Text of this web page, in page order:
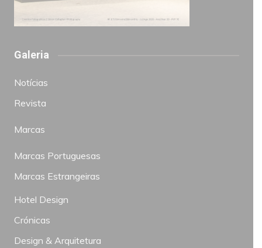
Galeria
Notícias
Revista
Marcas
Marcas Portuguesas
Marcas Estrangeiras
Hotel Design
Crónicas
Design & Arquitetura